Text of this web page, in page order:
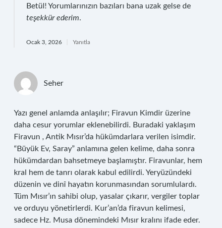
Betül! Yorumlarınızın bazıları bana uzak gelse de
teşekkür ederim.
Ocak 3, 2026 Yanıtla
Seher
Yazı genel anlamda anlaşılır; Firavun Kimdir üzerine
daha cesur yorumlar eklenebilirdi. Buradaki yaklaşım
Firavun , Antik Mısır’da hükümdarlara verilen isimdir.
“Büyük Ev, Saray” anlamına gelen kelime, daha sonra
hükümdardan bahsetmeye başlamıştır. Firavunlar, hem
kral hem de tanrı olarak kabul edilirdi. Yeryüzündeki
düzenin ve dinî hayatın korunmasından sorumlulardı.
Tüm Mısır’ın sahibi olup, yasalar çıkarır, vergiler toplar
ve orduyu yönetirlerdi. Kur’an’da firavun kelimesi,
sadece Hz. Musa dönemindeki Mısır kralını ifade eder.